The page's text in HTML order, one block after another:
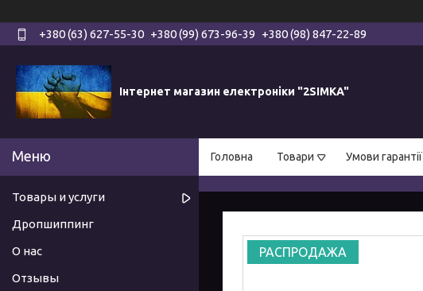
+380 (63) 627-55-30 +380 (99) 673-96-39 +380 (98) 847-22-89
Інтернет магазин електроніки "2SIMKA"
Головна Товари Умови гарантії
РАСПРОДАЖА
Товары и услуги
Дропшиппинг
О нас
Отзывы